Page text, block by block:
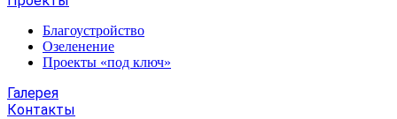
Благоустройство
Озеленение
Проекты «под ключ»
Галерея
Контакты